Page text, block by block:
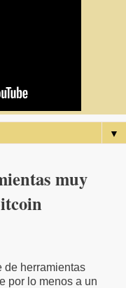
▼
muy
de herramientas
por lo menos a un